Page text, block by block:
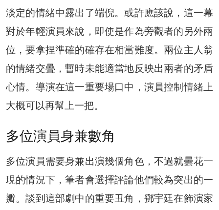
淡定的情緒中露出了端倪。或許應該說，這一幕
對於年輕演員來說，即使是作為旁觀者的另外兩
位，要拿捏準確的確存在相當難度。兩位主人翁
的情緒交疊，暫時未能適當地反映出兩者的矛盾
心情。導演在這一重要場口中，演員控制情緒上
大概可以再幫上一把。
多位演員身兼數角
多位演員需要身兼出演幾個角色，不過就曇花一
現的情況下，筆者會選擇評論他們較為突出的一
瓣。談到這部劇中的重要丑角，鄧宇廷在飾演家